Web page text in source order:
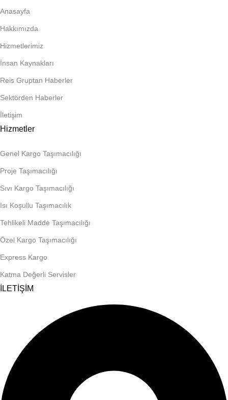
Anasayfa
Hakkımızda
Hizmetlerimiz
İnsan Kaynakları
Reis Gruptan Haberler
Sektörden Haberler
İletişim
Hizmetler
Genel Kargo Taşımacılığı
Proje Taşımacılığı
Sıvı Kargo Taşımacılığı
Isı Koşullu Taşımacılık
Tehlikeli Madde Taşımacılığı
Özel Kargo Taşımacılığı
Express Kargo
Katma Değerli Servisler
İLETİŞİM